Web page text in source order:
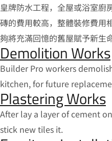
皇牌防水工程，全屋或浴室廚
磚的費用較高，整體裝修費用
夠將充滿回憶的舊屋賦予新生
Demolition Works
Builder Pro workers
kitchen, for future
Plastering Works
After lay a layer of cement
stick new tiles it.